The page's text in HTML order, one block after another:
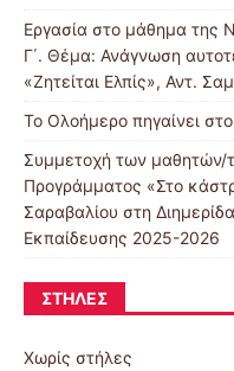
Εργασία στο μάθημα της
Γ΄. Θέμα: Ανάγνωση
«Ζητείται Ελπίς», Αντ.
Το Ολοήμερο πηγαίνει
Συμμετοχή των μαθητών/
Προγράμματος «Στο
Σαραβαλίου στη
Εκπαίδευσης 2025-2026
ΣΤΉΛΕΣ
Χωρίς στήλες